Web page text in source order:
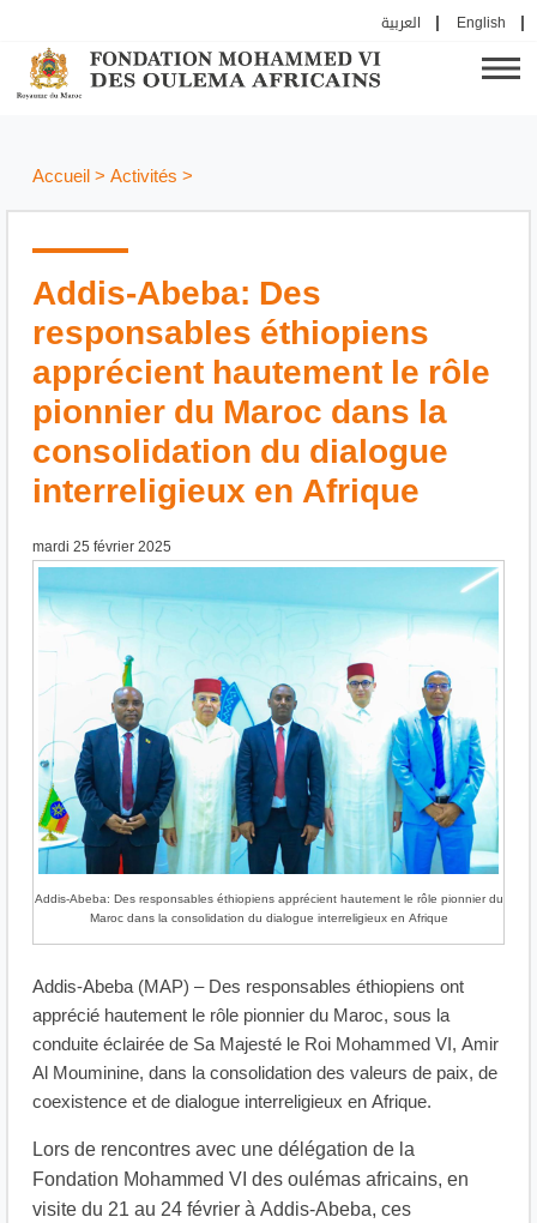
العربية English
Accueil> Activités >
Addis-Abeba: Des
responsables éthiopiens
apprécient hautement le rôle
pionnier du Maroc dans la
consolidation du dialogue
interreligieux en Afrique
mardi 25 février 2025
Addis-Abeba: Des responsables éthiopiens apprécient hautement le rôle pionnier du
Maroc dans la consolidation du dialogue interreligieux en Afrique
Addis-Abeba (MAP) – Des responsables éthiopiens ont
apprécié hautement le rôle pionnier du Maroc, sous la
conduite éclairée de Sa Majesté le Roi Mohammed VI, Amir
Al Mouminine, dans la consolidation des valeurs de paix, de
coexistence et de dialogue interreligieux en Afrique.
Lors de rencontres avec une délégation de la
Fondation Mohammed VI des oulémas africains, en
visite du 21 au 24 février à Addis-Abeba, ces